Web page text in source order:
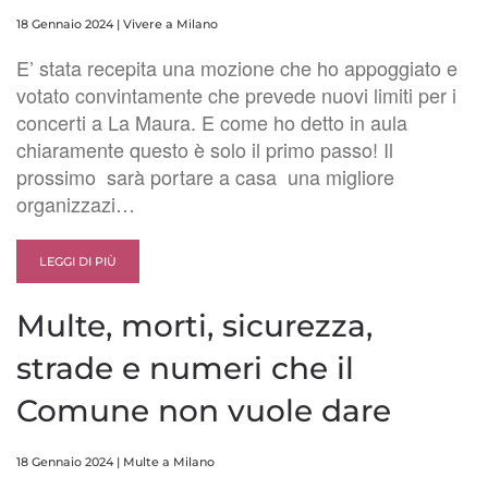
18 Gennaio 2024| Vivere a Milano
E’ stata recepita una mozione che ho appoggiato e
votato convintamente che prevede nuovi limiti per i
concerti a La Maura. E come ho detto in aula
chiaramente questo è solo il primo passo! Il
prossimo sarà portare a casa una migliore
organizzazi…
LEGGI DI PIÙ
Multe, morti, sicurezza,
strade e numeri che il
Comune non vuole dare
18 Gennaio 2024| Multe a Milano